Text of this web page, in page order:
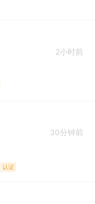
2小时前
30分钟前
认证